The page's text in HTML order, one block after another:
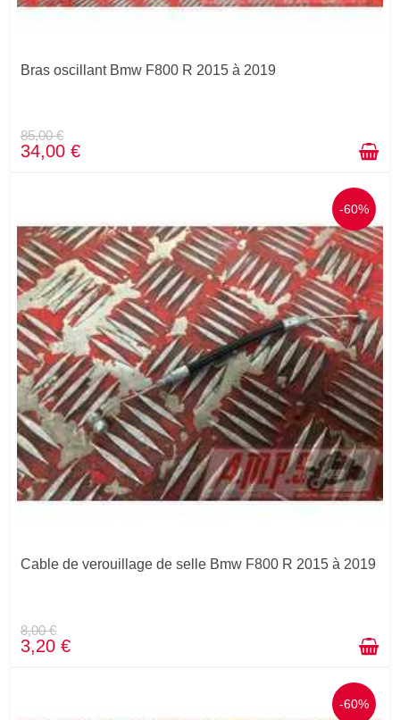
Bras oscillant Bmw F800 R 2015 à 2019
85,00 €
34,00 €
-60%
Cable de verouillage de selle Bmw F800 R 2015 à 2019
8,00 €
3,20 €
-60%